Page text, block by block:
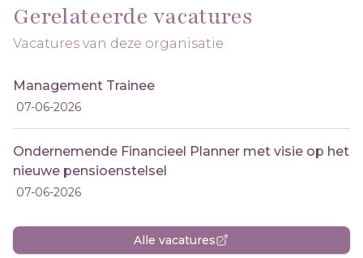
Gerelateerde vacatures
Vacatures van deze organisatie
Management Trainee
07-06-2026
Ondernemende Financieel Planner met visie op het
nieuwe pensioenstelsel
07-06-2026
Alle vacatures